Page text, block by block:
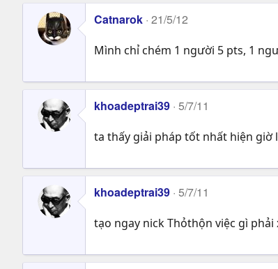
Catnarok 21/5/12
Mình chỉ chém 1 người 5 pts, 1
khoadeptrai39 5/7/11
ta thấy giải pháp tốt nhất hiện giờ
khoadeptrai39 5/7/11
tạo ngay nick Thỏthộn việc gì phải